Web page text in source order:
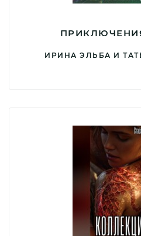
ИРИНА ЭЛЬБА И